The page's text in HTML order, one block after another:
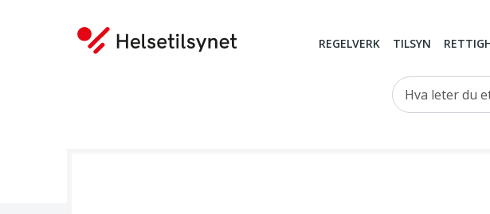
REGELVERK TILSYN
Hva leter du